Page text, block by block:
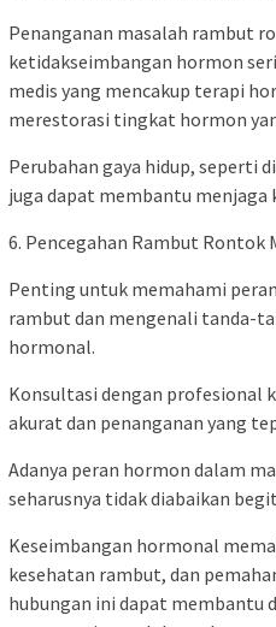
Penanganan masalah rambut
ketidakseimbangan hormon
medis yang mencakup terapi
merestorasi tingkat hormon
Perubahan gaya hidup, seperti
juga dapat membantu
6. Pencegahan Rambut
Penting untuk memahami
rambut dan mengenali tanda-
hormonal.
Konsultasi dengan profesional
akurat dan penanganan yang
Adanya peran hormon dalam
seharusnya tidak diabaikan
Keseimbangan hormonal
kesehatan rambut, dan
hubungan ini dapat membantu